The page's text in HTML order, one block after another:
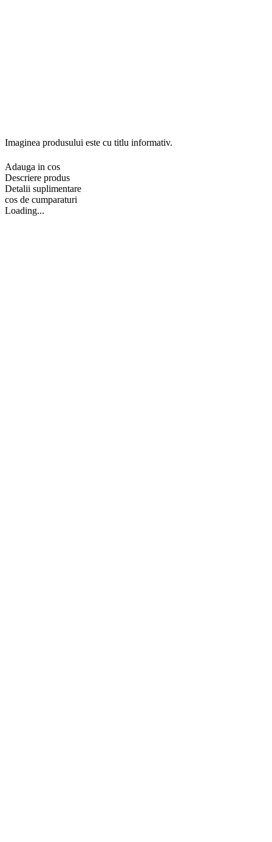
Imaginea produsului este cu titlu informativ.
Adauga in cos
Descriere produs
Detalii suplimentare
cos de cumparaturi
Loading...